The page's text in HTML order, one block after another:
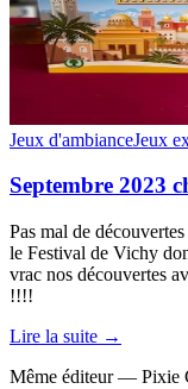
Jeux d'ambianceJeux
Septembre 2023
Pas mal de
le Festival de Vichy
vrac nos découvertes
!!!!
Lire la suite →
Même éditeur — Pixie